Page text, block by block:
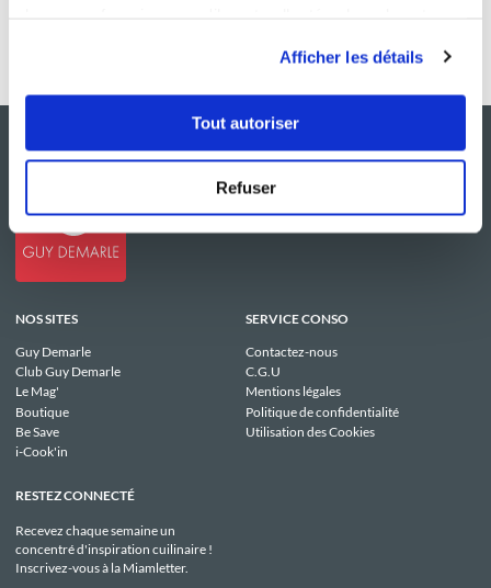
Afficher les détails
Tout autoriser
Refuser
NOS SITES
Guy Demarle
Club Guy Demarle
Le Mag'
Boutique
Be Save
i-Cook'in
SERVICE CONSO
Contactez-nous
C.G.U
Mentions légales
Politique de confidentialité
Utilisation des Cookies
RESTEZ CONNECTÉ
Recevez chaque semaine un
concentré d'inspiration cuilinaire !
Inscrivez-vous à la Miamletter.